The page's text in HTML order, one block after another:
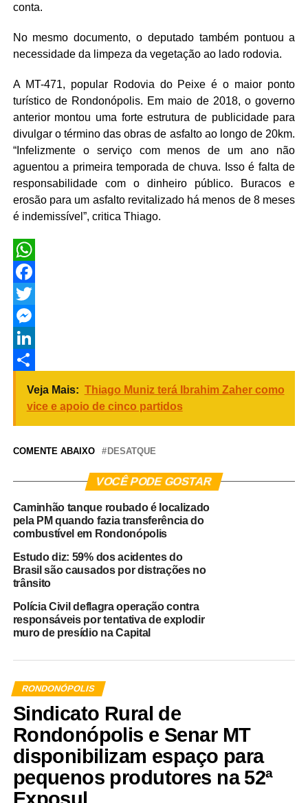
conta.
No mesmo documento, o deputado também pontuou a
necessidade da limpeza da vegetação ao lado rodovia.
A MT-471, popular Rodovia do Peixe é o maior ponto
turístico de Rondonópolis. Em maio de 2018, o governo
anterior montou uma forte estrutura de publicidade para
divulgar o término das obras de asfalto ao longo de 20km.
“Infelizmente o serviço com menos de um ano não
aguentou a primeira temporada de chuva. Isso é falta de
responsabilidade com o dinheiro público. Buracos e
erosão para um asfalto revitalizado há menos de 8 meses
é indemissível”, critica Thiago.
WhatsApp
Facebook
Twitter
Messenger
LinkedIn
Veja Mais: Thiago Muniz terá Ibrahim Zaher como
vice e apoio de cinco partidos
COMENTE ABAIXO DESATQUE
VOCÊ PODE GOSTAR
Caminhão tanque roubado é localizado
pela PM quando fazia transferência do
combustível em Rondonópolis
Estudo diz: 59% dos acidentes do
Brasil são causados por distrações no
trânsito
Polícia Civil deflagra operação contra
responsáveis por tentativa de explodir
muro de presídio na Capital
RONDONÓPOLIS
Sindicato Rural de
Rondonópolis e Senar MT
disponibilizam espaço para
pequenos produtores na 52ª